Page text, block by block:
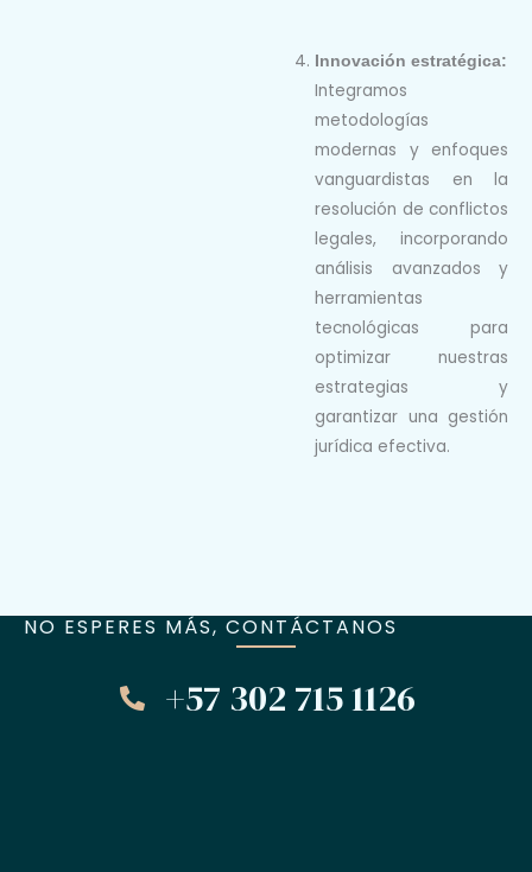
Innovación estratégica:
Integramos
metodologías
modernas y enfoques
vanguardistas en la
resolución de conflictos
legales, incorporando
análisis avanzados y
herramientas
tecnológicas para
optimizar nuestras
estrategias y
garantizar una gestión
jurídica efectiva.
NO ESPERES MÁS, CONTÁCTANOS
+57 302 715 1126